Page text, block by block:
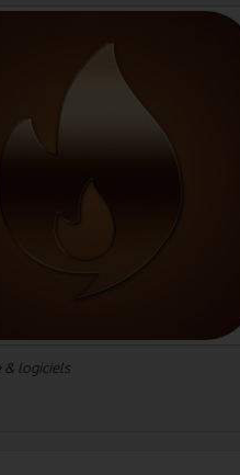
& logiciels